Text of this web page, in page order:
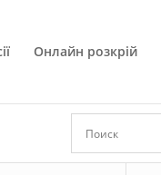
Онлайн розкрій